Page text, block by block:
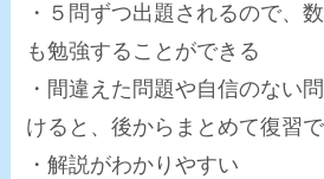
・５問ずつ出題されるので、
も勉強することができる
・間違えた問題や自信のない
けると、後からまとめて復習
・解説がわかりやすい